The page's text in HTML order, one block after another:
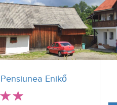
Pensiunea Enikő